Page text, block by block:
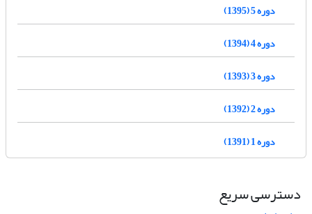
دوره 5 (1395)
دوره 4 (1394)
دوره 3 (1393)
دوره 2 (1392)
دوره 1 (1391)
دسترسی سریع